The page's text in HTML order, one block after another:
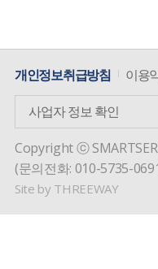
개인정보취급방침 이용
사업자 정보 확인
Copyright ⓒ
(문의전화: 010-5735-
Site by THREEWAY